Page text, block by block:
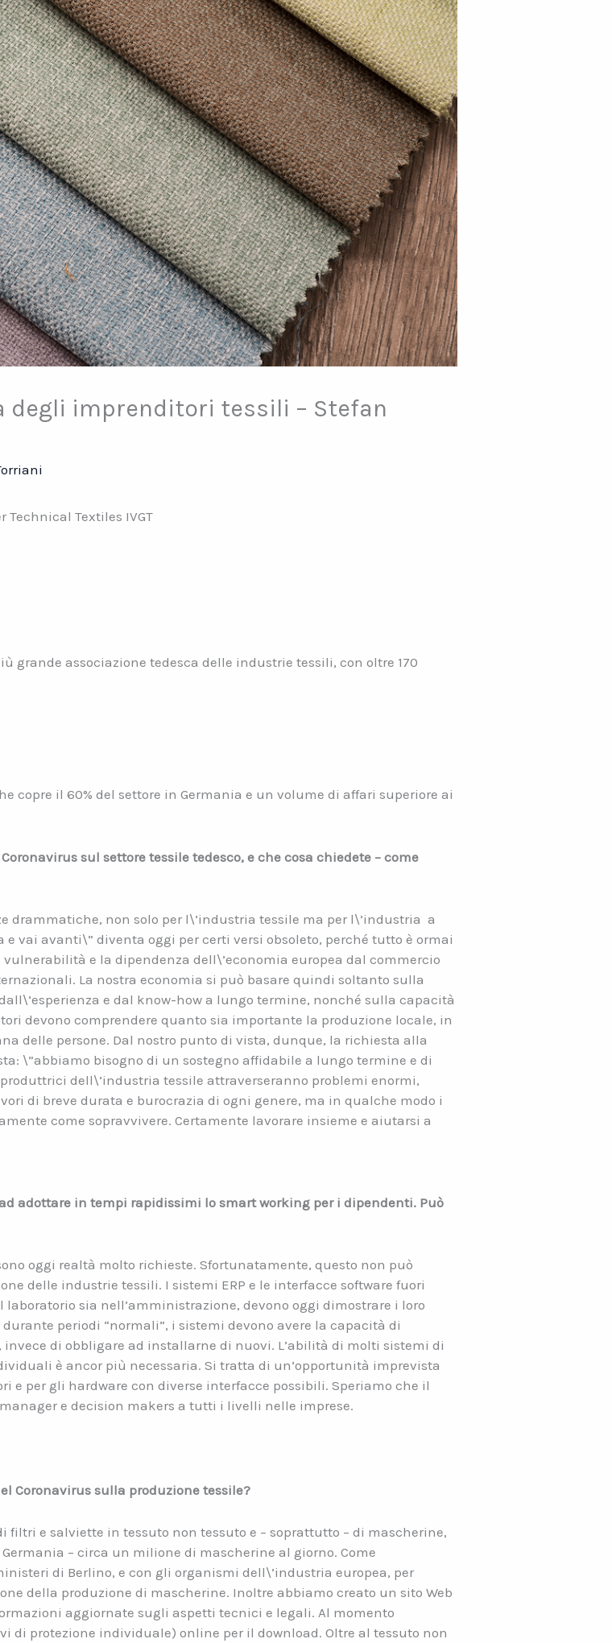
degli imprenditori tessili – Stefan
Technical Textiles IVGT
grande associazione tedesca delle industrie tessili, con oltre 170
copre il 60% del settore in Germania e un volume di affari superiore ai
sul settore tessile tedesco, e che cosa chiedete – come
drammatiche, non solo per l\’industria tessile ma per l\’industria a
vai avanti\” diventa oggi per certi versi obsoleto, perché tutto è ormai
e la dipendenza dell\’economia europea dal commercio
La nostra economia si può basare quindi soltanto sulla
e dal know-how a lungo termine, nonché sulla capacità
devono comprendere quanto sia importante la produzione locale, in
delle persone. Dal nostro punto di vista, dunque, la richiesta alla
\”abbiamo bisogno di un sostegno affidabile a lungo termine e di
dell\’industria tessile attraverseranno problemi enormi,
di breve durata e burocrazia di ogni genere, ma in qualche modo i
come sopravvivere. Certamente lavorare insieme e aiutarsi a
adottare in tempi rapidissimi lo smart working per i dipendenti. Può
oggi realtà molto richieste. Sfortunatamente, questo non può
delle industrie tessili. I sistemi ERP e le interfacce software fuori
sia nell’amministrazione, devono oggi dimostrare i loro
periodi “normali”, i sistemi devono avere la capacità di
di obbligare ad installarne di nuovi. L’abilità di molti sistemi di
è ancor più necessaria. Si tratta di un’opportunità imprevista
e per gli hardware con diverse interfacce possibili. Speriamo che il
e decision makers a tutti i livelli nelle imprese.
Coronavirus sulla produzione tessile?
e salviette in tessuto non tessuto e – soprattutto – di mascherine,
– circa un milione di mascherine al giorno. Come
di Berlino, e con gli organismi dell\’industria europea, per
della produzione di mascherine. Inoltre abbiamo creato un sito Web
aggiornate sugli aspetti tecnici e legali. Al momento
di protezione individuale) online per il download. Oltre al tessuto non